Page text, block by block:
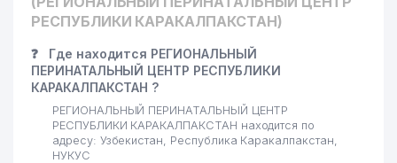
РЕСПУБЛИКИ КАРАКАЛПАКСТАН)
❓
Где находится РЕГИОНАЛЬНЫЙ
ПЕРИНАТАЛЬНЫЙ ЦЕНТР РЕСПУБЛИКИ
КАРАКАЛПАКСТАН ?
РЕГИОНАЛЬНЫЙ ПЕРИНАТАЛЬНЫЙ ЦЕНТР
РЕСПУБЛИКИ КАРАКАЛПАКСТАН находится по
адресу: Узбекистан, Республика Каракалпакстан,
НУКУС